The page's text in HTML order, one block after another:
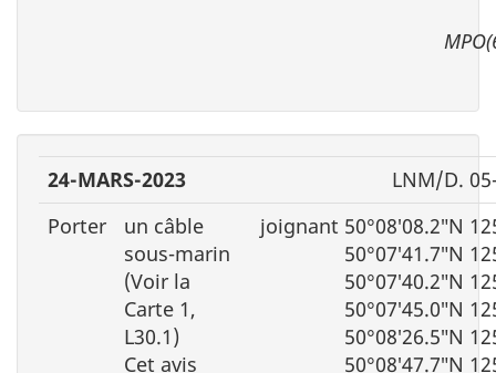
24-MARS-2023
LNM/D.
Porter
un câble
sous-marin
(Voir la
Carte 1,
L30.1)
Cet avis
joignant 50°08′08.2″N
50°07′41.7″N
50°07′40.2″N
50°07′45.0″N
50°08′26.5″N
50°08′47.7″N